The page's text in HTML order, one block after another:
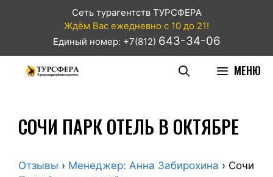
Сеть турагентств ТУРСФЕРА
Ждём Вас ежедневно с 10 до 21!
Единый номер: +7(812) 643-34-06
МЕНЮ
СОЧИ ПАРК ОТЕЛЬ В ОКТЯБРЕ
Отзывы › Менеджер: Анна Забирохина › Сочи